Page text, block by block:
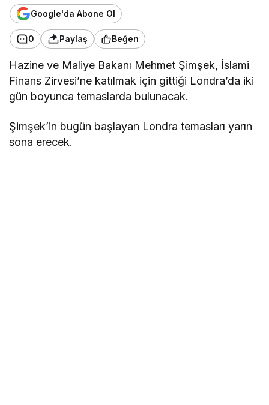
Google'da Abone Ol
0 Paylaş Beğen
Hazine ve Maliye Bakanı Mehmet Şimşek, İslami
Finans Zirvesi’ne katılmak için gittiği Londra’da iki
gün boyunca temaslarda bulunacak.
Şimşek’in bugün başlayan Londra temasları yarın
sona erecek.